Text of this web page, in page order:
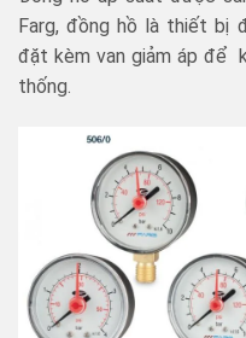
Farg, đồng hồ là thiết bị
đặt kèm van giảm áp để
thống.